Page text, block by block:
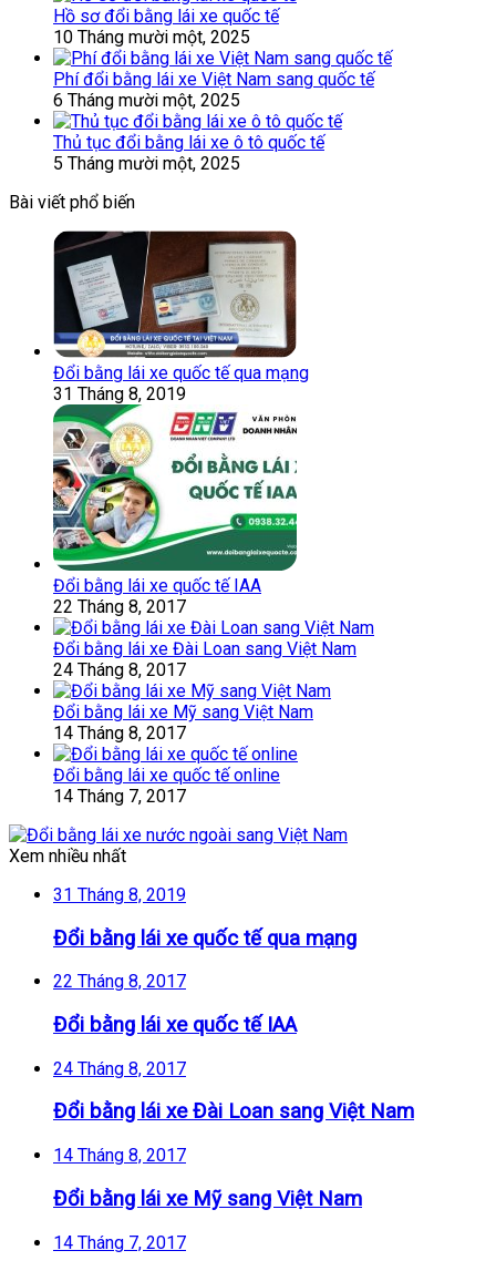
Hồ sơ đổi bằng lái xe quốc tế
10 Tháng mười một, 2025
Phí đổi bằng lái xe Việt Nam sang quốc tế
6 Tháng mười một, 2025
Thủ tục đổi bằng lái xe ô tô quốc tế
5 Tháng mười một, 2025
Bài viết phổ biến
Đổi bằng lái xe quốc tế qua mạng
31 Tháng 8, 2019
Đổi bằng lái xe quốc tế IAA
22 Tháng 8, 2017
Đổi bằng lái xe Đài Loan sang Việt Nam
24 Tháng 8, 2017
Đổi bằng lái xe Mỹ sang Việt Nam
14 Tháng 8, 2017
Đổi bằng lái xe quốc tế online
14 Tháng 7, 2017
Xem nhiều nhất
31 Tháng 8, 2019
Đổi bằng lái xe quốc tế qua mạng
22 Tháng 8, 2017
Đổi bằng lái xe quốc tế IAA
24 Tháng 8, 2017
Đổi bằng lái xe Đài Loan sang Việt Nam
14 Tháng 8, 2017
Đổi bằng lái xe Mỹ sang Việt Nam
14 Tháng 7, 2017